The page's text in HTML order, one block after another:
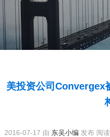
美投资公司Convergex
2016-07-17 由 东吴小编 发布 阅